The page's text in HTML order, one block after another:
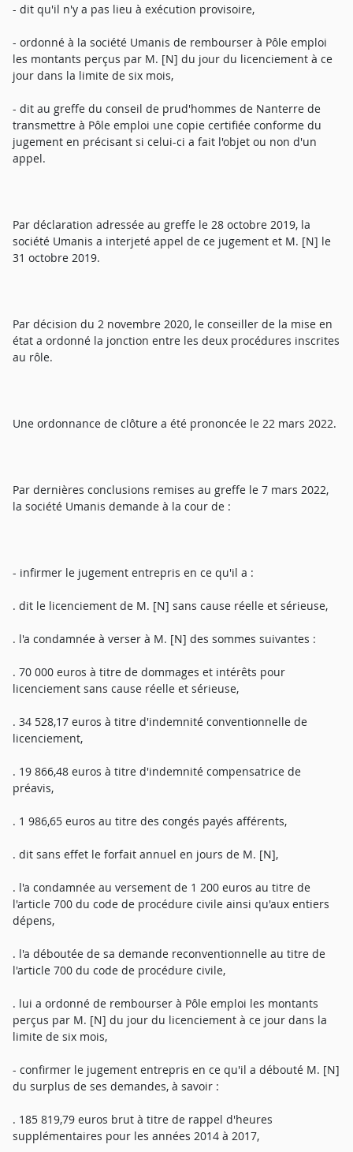
- dit qu'il n'y a pas lieu à exécution provisoire,
- ordonné à la société Umanis de rembourser à Pôle emploi
les montants perçus par M. [N] du jour du licenciement à ce
jour dans la limite de six mois,
- dit au greffe du conseil de prud'hommes de Nanterre de
transmettre à Pôle emploi une copie certifiée conforme du
jugement en précisant si celui-ci a fait l'objet ou non d'un
appel.
Par déclaration adressée au greffe le 28 octobre 2019, la
société Umanis a interjeté appel de ce jugement et M. [N] le
31 octobre 2019.
Par décision du 2 novembre 2020, le conseiller de la mise en
état a ordonné la jonction entre les deux procédures inscrites
au rôle.
Une ordonnance de clôture a été prononcée le 22 mars 2022.
Par dernières conclusions remises au greffe le 7 mars 2022,
la société Umanis demande à la cour de :
- infirmer le jugement entrepris en ce qu'il a :
. dit le licenciement de M. [N] sans cause réelle et sérieuse,
. l'a condamnée à verser à M. [N] des sommes suivantes :
. 70 000 euros à titre de dommages et intérêts pour
licenciement sans cause réelle et sérieuse,
. 34 528,17 euros à titre d'indemnité conventionnelle de
licenciement,
. 19 866,48 euros à titre d'indemnité compensatrice de
préavis,
. 1 986,65 euros au titre des congés payés afférents,
. dit sans effet le forfait annuel en jours de M. [N],
. l'a condamnée au versement de 1 200 euros au titre de
l'article 700 du code de procédure civile ainsi qu'aux entiers
dépens,
. l'a déboutée de sa demande reconventionnelle au titre de
l'article 700 du code de procédure civile,
. lui a ordonné de rembourser à Pôle emploi les montants
perçus par M. [N] du jour du licenciement à ce jour dans la
limite de six mois,
- confirmer le jugement entrepris en ce qu'il a débouté M. [N]
du surplus de ses demandes, à savoir :
. 185 819,79 euros brut à titre de rappel d'heures
supplémentaires pour les années 2014 à 2017,